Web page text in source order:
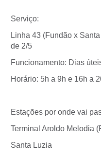
Serviço:
Linha 43 (Fundão x
de 2/5
Funcionamento: Dias
Horário: 5h a 9h e 16h a
Estações por onde vai
Terminal Aroldo Melodia
Santa Luzia